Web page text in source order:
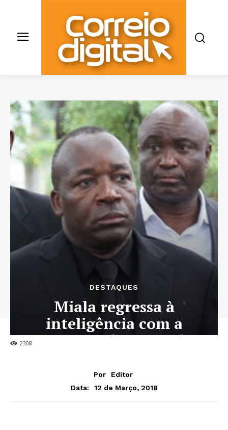
2308
DESTAQUES
Miala regressa à
inteligência com a
patente de general
Por
Editor
Data:
12 de Março, 2018